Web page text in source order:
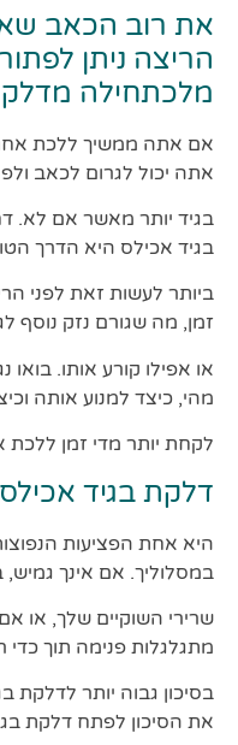
את רוב הכאב
הריצה ניתן
מלכתחילה
אם אתה ממשיך ללכת
אתה יכול לגרום לכאב
בגיד יותר מאשר אם לא.
בגיד אכילס היא הדרך
ביותר לעשות זאת לפני
זמן, מה שגורם נזק נוסף
או אפילו קורע אותו.
מהי, כיצד למנוע אותה
לקחת יותר מדי זמן ללכת
דלקת בגיד
היא אחת הפציעות
במסלוליך. אם אינך גמיש,
שרירי השוקיים שלך, או
מתגלגלות פנימה תוך
בסיכון גבוה יותר לדלקת
את הסיכון לפתח דלקת